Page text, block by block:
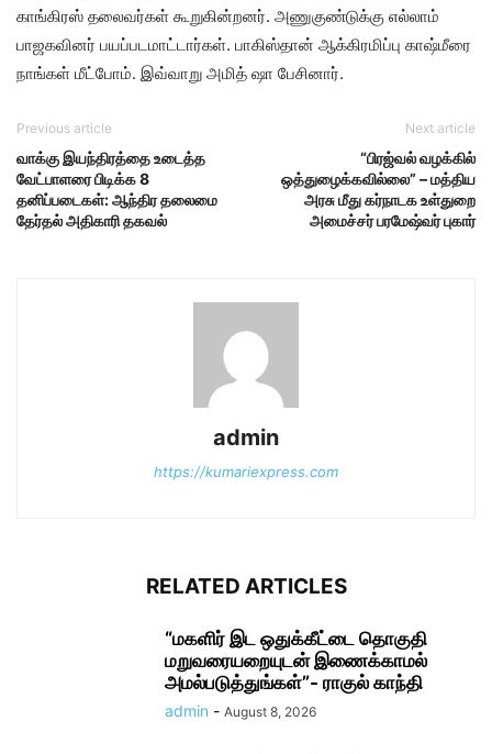
காங்கிரஸ் தலைவர்கள் கூறுகின்றனர். அணுகுண்டுக்கு எல்லாம்
பாஜகவினர் பயப்படமாட்டார்கள். பாகிஸ்தான் ஆக்கிரமிப்பு காஷ்மீரை
நாங்கள் மீட்போம். இவ்வாறு அமித் ஷா பேசினார்.
Previous article
வாக்கு இயந்திரத்தை உடைத்த
வேட்பாளரை பிடிக்க 8
தனிப்படைகள்: ஆந்திர தலைமை
தேர்தல் அதிகாரி தகவல்
Next article
“பிரஜ்வல் வழக்கில்
ஒத்துழைக்கவில்லை” – மத்திய
அரசு மீது க‌ர்நாடக உள்துறை
அமைச்சர் பரமேஷ்வர் புகார்
admin
https://kumariexpress.com
RELATED ARTICLES
“மகளிர் இட ஒதுக்கீட்டை தொகுதி
மறுவரையறையுடன் இணைக்காமல்
அமல்படுத்துங்கள்”- ராகுல் காந்தி
admin - August 8, 2026